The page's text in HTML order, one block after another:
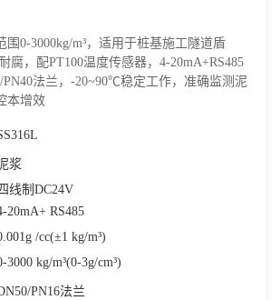
围0-3000kg/m³，适用于桩基施工隧道盾
腐，配PT100温度传感器，4-20mA+RS485
PN40法兰，-20~90℃稳定工作，准确监测泥
本增效
浆
线制DC24V
20mA+ RS485
/cc(±1 kg/m³)
3000 kg/m³(0-3g/cm³)
PN16法兰